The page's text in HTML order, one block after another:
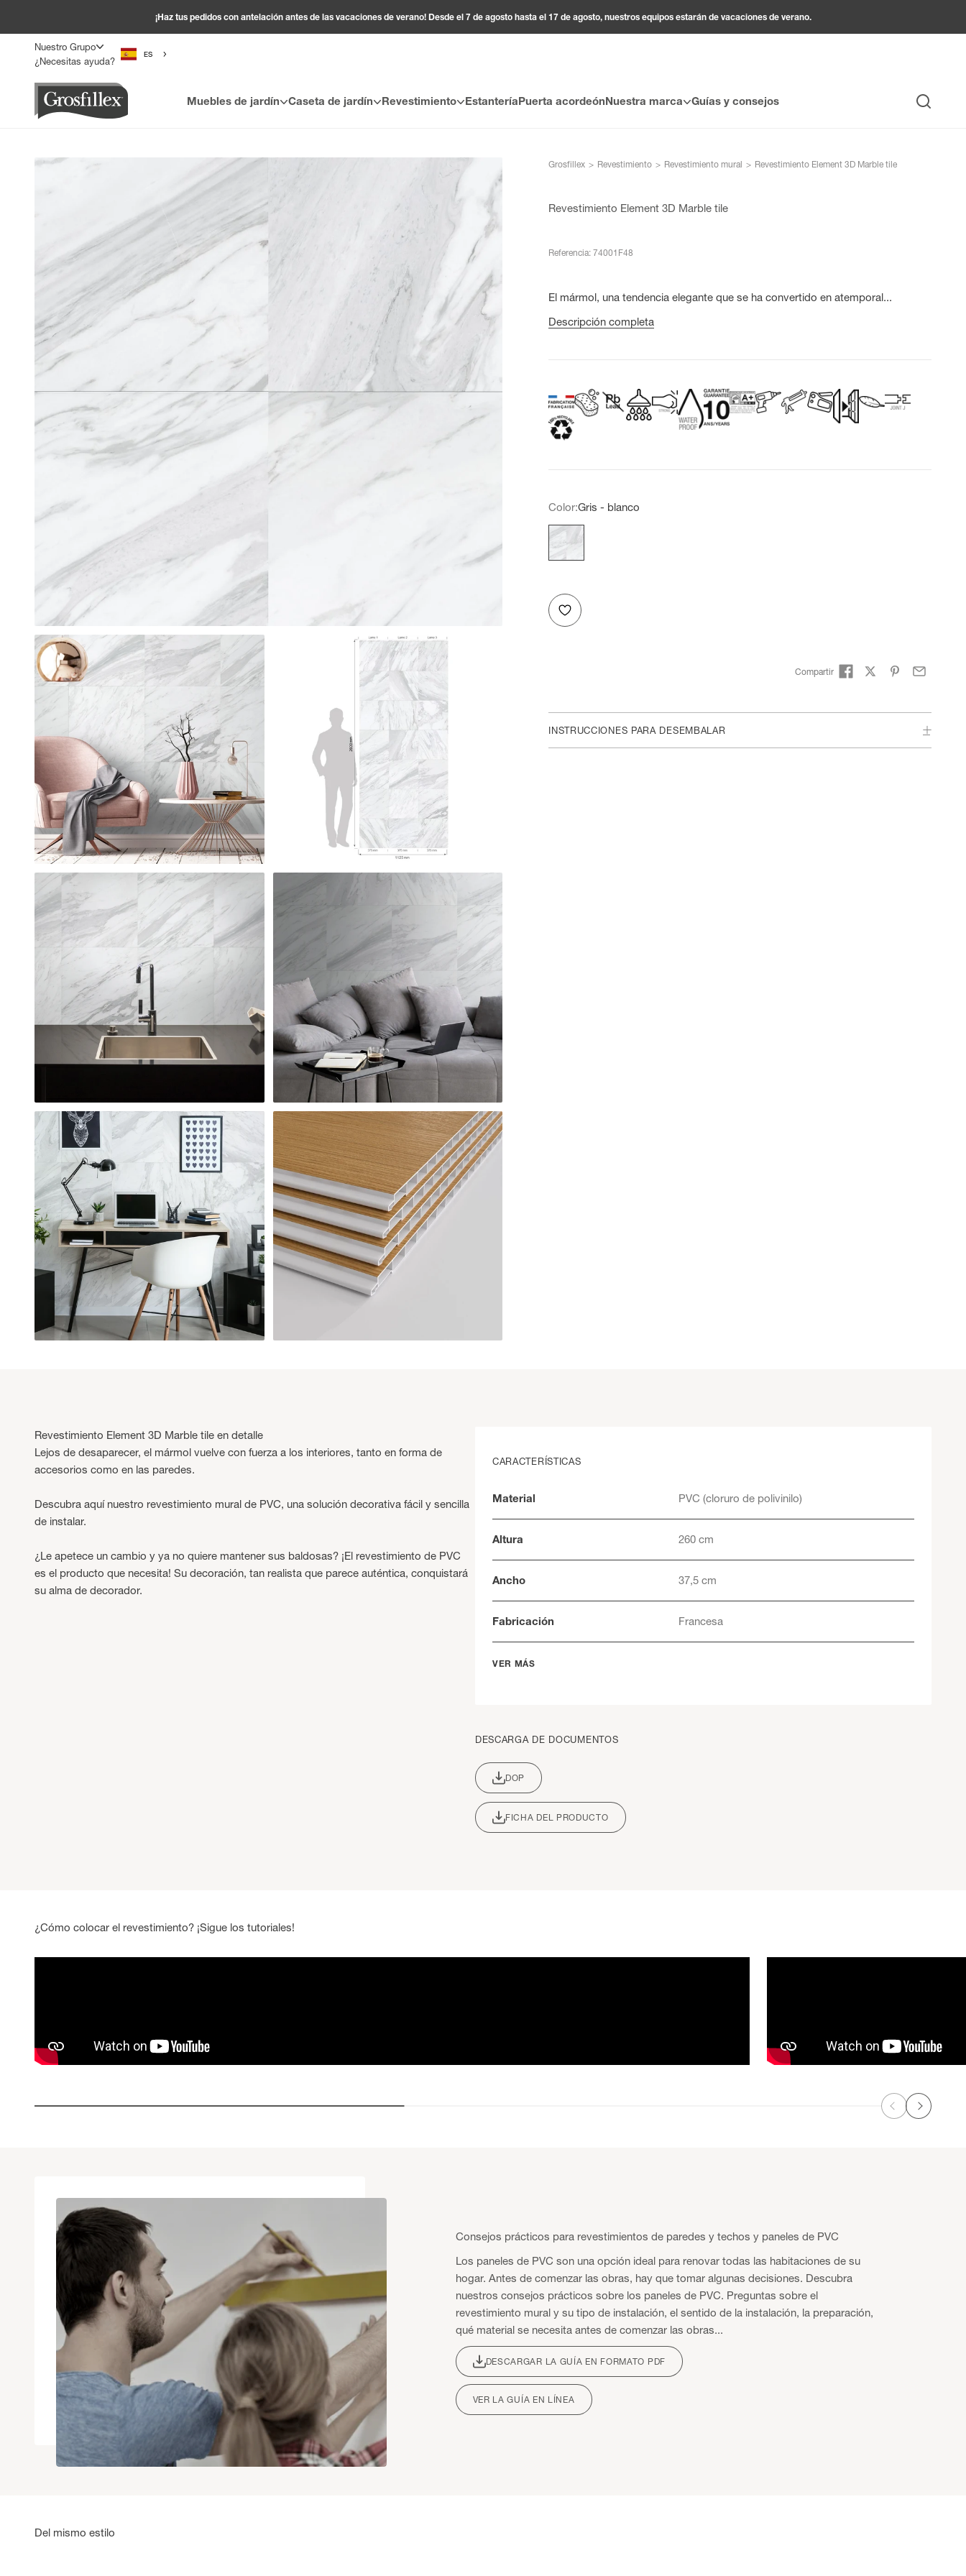
¡Haz tus pedidos con antelación antes de las vacaciones de verano! Desde el 7 de agosto hasta el 17 de agosto, nuestros equipos estarán de vacaciones de verano.
Nuestro Grupo
¿Necesitas ayuda?
ES
Muebles de jardín Caseta de jardín Revestimiento EstanteríaPuerta acordeónNuestra marca Guías y consejos
Grosfillex
Búsqueda
Grosfillex > Revestimiento > Revestimiento mural > Revestimiento Element 3D Marble tile
Revestimiento Element 3D Marble tile
Referencia: 74001F48
El mármol, una tendencia elegante que se ha convertido en atemporal...
Descripción completa
Color:Gris - blanco
Gris - blanco
Compartir
INSTRUCCIONES PARA DESEMBALAR
Revestimiento Element 3D Marble tile en detalle
Lejos de desaparecer, el mármol vuelve con fuerza a los interiores, tanto en forma de
accesorios como en las paredes.
Descubra aquí nuestro revestimiento mural de PVC, una solución decorativa fácil y sencilla
de instalar.
¿Le apetece un cambio y ya no quiere mantener sus baldosas? ¡El revestimiento de PVC
es el producto que necesita! Su decoración, tan realista que parece auténtica, conquistará
su alma de decorador.
CARACTERÍSTICAS
Material PVC (cloruro de polivinilo)
Altura 260 cm
Ancho 37,5 cm
Fabricación Francesa
VER MÁS
DESCARGA DE DOCUMENTOS
DOP
FICHA DEL PRODUCTO
¿Cómo colocar el revestimiento? ¡Sigue los tutoriales!
AnteriorSiguiente
Consejos prácticos para revestimientos de paredes y techos y paneles de PVC
Los paneles de PVC son una opción ideal para renovar todas las habitaciones de su
hogar. Antes de comenzar las obras, hay que tomar algunas decisiones. Descubra
nuestros consejos prácticos sobre los paneles de PVC. Preguntas sobre el
revestimiento mural y su tipo de instalación, el sentido de la instalación, la preparación,
qué material se necesita antes de comenzar las obras...
DESCARGAR LA GUÍA EN FORMATO PDF
VER LA GUÍA EN LÍNEA